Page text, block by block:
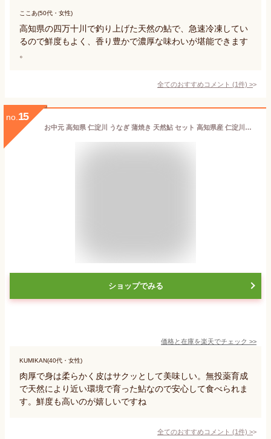
ここあ(50代・女性)
高知県の四万十川で釣り上げた天然の鮎で、急速冷凍してい
るので鮮度もよく、香り豊かで濃厚な味わいが堪能できます
。
全てのおすすめコメント (1件) >
no. 15
お中元 高知県 仁淀川 うなぎ 蒲焼き 天然鮎 セット 高知県産 仁淀川堪能セット 国産 完全無投薬鰻 土用の丑 御中元 誕生日 プレゼント ギフト お祝い 贈答用 お取り寄せ お取り寄せグルメ 送料無料 あす楽対応
ショップでみる
価格と在庫を楽天でチェック >>
KUMIKAN(40代・女性)
肉厚で身は柔らかく皮はサクッとして美味しい。無投薬育成
で天然により近い環境で育った鮎なので安心して食べられま
す。鮮度も高いのが嬉しいですね
全てのおすすめコメント (1件) >